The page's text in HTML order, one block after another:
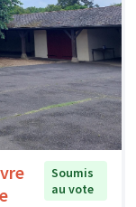
Soumis
au vote